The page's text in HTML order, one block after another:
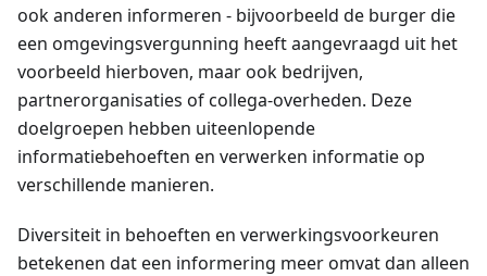
ook anderen informeren - bijvoorbeeld de burger die
een omgevingsvergunning heeft aangevraagd uit het
voorbeeld hierboven, maar ook bedrijven,
partnerorganisaties of collega-overheden. Deze
doelgroepen hebben uiteenlopende
informatiebehoeften en verwerken informatie op
verschillende manieren.
Diversiteit in behoeften en verwerkingsvoorkeuren
betekenen dat een informering meer omvat dan alleen